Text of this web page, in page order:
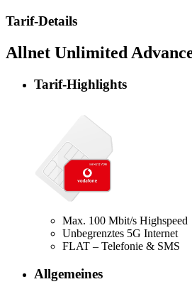
Tarif-Details
Allnet Unlimited
Tarif-Highlights
Max. 100 Mbit/s Highspeed
Unbegrenztes 5G Internet
FLAT – Telefonie & SMS
Allgemeines